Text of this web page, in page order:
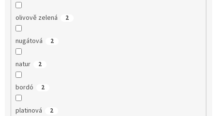
olivově zelená 2
nugátová 2
natur 2
bordó 2
platinová 2